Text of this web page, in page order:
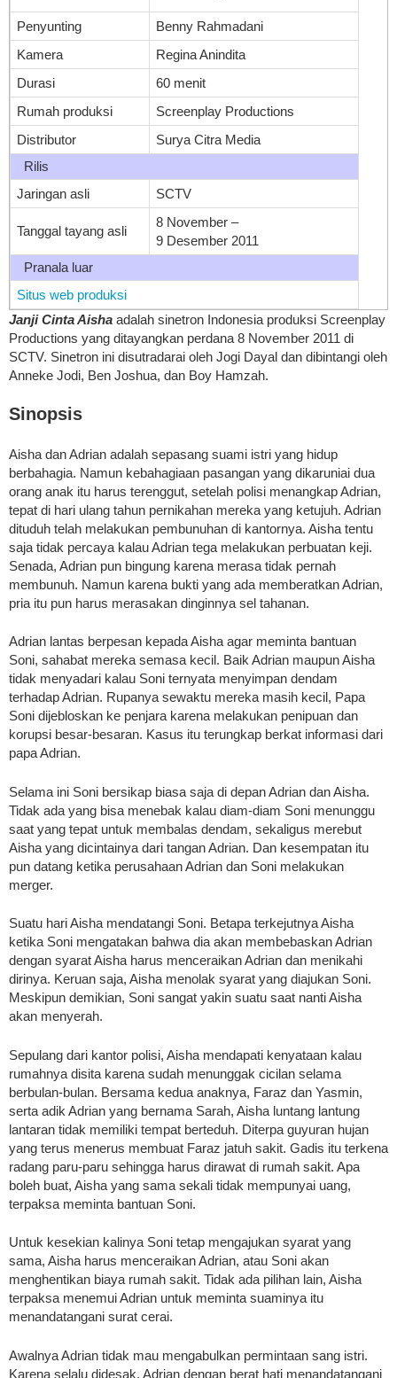
Penyunting
Benny Rahmadani
Kamera
Regina Anindita
Durasi
60 menit
Rumah produksi
Screenplay Productions
Distributor
Surya Citra Media
Rilis
Jaringan asli
SCTV
Tanggal tayang asli
8 November –
9 Desember 2011
Pranala luar
Situs web produksi
Janji Cinta Aisha adalah sinetron Indonesia produksi Screenplay
Productions yang ditayangkan perdana 8 November 2011 di
SCTV. Sinetron ini disutradarai oleh Jogi Dayal dan dibintangi oleh
Anneke Jodi, Ben Joshua, dan Boy Hamzah.
Sinopsis
Aisha dan Adrian adalah sepasang suami istri yang hidup
berbahagia. Namun kebahagiaan pasangan yang dikaruniai dua
orang anak itu harus terenggut, setelah polisi menangkap Adrian,
tepat di hari ulang tahun pernikahan mereka yang ketujuh. Adrian
dituduh telah melakukan pembunuhan di kantornya. Aisha tentu
saja tidak percaya kalau Adrian tega melakukan perbuatan keji.
Senada, Adrian pun bingung karena merasa tidak pernah
membunuh. Namun karena bukti yang ada memberatkan Adrian,
pria itu pun harus merasakan dinginnya sel tahanan.
Adrian lantas berpesan kepada Aisha agar meminta bantuan
Soni, sahabat mereka semasa kecil. Baik Adrian maupun Aisha
tidak menyadari kalau Soni ternyata menyimpan dendam
terhadap Adrian. Rupanya sewaktu mereka masih kecil, Papa
Soni dijebloskan ke penjara karena melakukan penipuan dan
korupsi besar-besaran. Kasus itu terungkap berkat informasi dari
papa Adrian.
Selama ini Soni bersikap biasa saja di depan Adrian dan Aisha.
Tidak ada yang bisa menebak kalau diam-diam Soni menunggu
saat yang tepat untuk membalas dendam, sekaligus merebut
Aisha yang dicintainya dari tangan Adrian. Dan kesempatan itu
pun datang ketika perusahaan Adrian dan Soni melakukan
merger.
Suatu hari Aisha mendatangi Soni. Betapa terkejutnya Aisha
ketika Soni mengatakan bahwa dia akan membebaskan Adrian
dengan syarat Aisha harus menceraikan Adrian dan menikahi
dirinya. Keruan saja, Aisha menolak syarat yang diajukan Soni.
Meskipun demikian, Soni sangat yakin suatu saat nanti Aisha
akan menyerah.
Sepulang dari kantor polisi, Aisha mendapati kenyataan kalau
rumahnya disita karena sudah menunggak cicilan selama
berbulan-bulan. Bersama kedua anaknya, Faraz dan Yasmin,
serta adik Adrian yang bernama Sarah, Aisha luntang lantung
lantaran tidak memiliki tempat berteduh. Diterpa guyuran hujan
yang terus menerus membuat Faraz jatuh sakit. Gadis itu terkena
radang paru-paru sehingga harus dirawat di rumah sakit. Apa
boleh buat, Aisha yang sama sekali tidak mempunyai uang,
terpaksa meminta bantuan Soni.
Untuk kesekian kalinya Soni tetap mengajukan syarat yang
sama, Aisha harus menceraikan Adrian, atau Soni akan
menghentikan biaya rumah sakit. Tidak ada pilihan lain, Aisha
terpaksa menemui Adrian untuk meminta suaminya itu
menandatangani surat cerai.
Awalnya Adrian tidak mau mengabulkan permintaan sang istri.
Karena selalu didesak, Adrian dengan berat hati menandatangani